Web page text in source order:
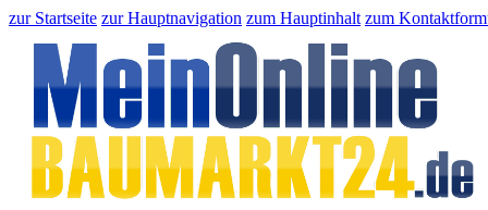
zur Startseite zur Hauptnavigation zum Hauptinhalt zum